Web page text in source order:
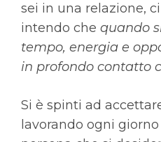
sei in una relazione,
intendo che quando
tempo, energia e
in profondo contatto
Si è spinti ad
lavorando ogni